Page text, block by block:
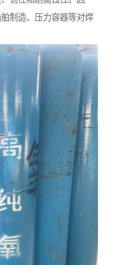
制造、压力容器等对焊